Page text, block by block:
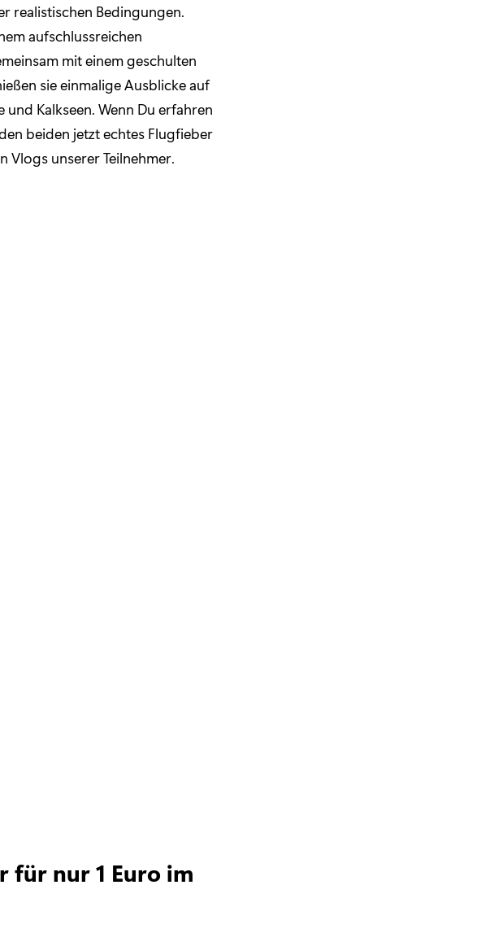
realistischen Bedingungen.
aufschlussreichen
mit einem geschulten
sie einmalige Ausblicke auf
Kalkseen. Wenn Du erfahren
beiden jetzt echtes Flugfieber
Vlogs unserer Teilnehmer.
für nur 1 Euro im